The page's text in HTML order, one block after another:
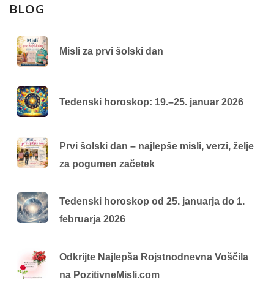
BLOG
Misli za prvi šolski dan
Tedenski horoskop: 19.–25. januar 2026
Prvi šolski dan – najlepše misli, verzi, želje
za pogumen začetek
Tedenski horoskop od 25. januarja do 1.
februarja 2026
Odkrijte Najlepša Rojstnodnevna Voščila
na PozitivneMisli.com